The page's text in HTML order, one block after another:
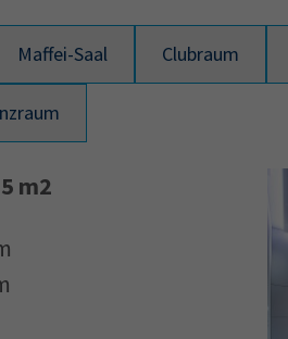
Maffei-Saal Clubraum
m2